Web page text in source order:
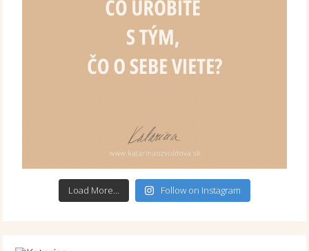
Load More... Follow on Instagram